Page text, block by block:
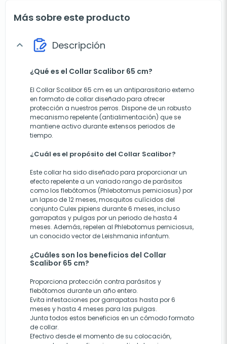
Más sobre este producto
expand_more Descripción
¿Qué es el Collar Scalibor 65 cm?
El Collar Scalibor 65 cm es un antiparasitario externo
en formato de collar diseñado para ofrecer
protección a nuestros perros. Dispone de un robusto
mecanismo repelente (antialimentación) que se
mantiene activo durante extensos periodos de
tiempo.
¿Cuál es el propósito del Collar Scalibor?
Este collar ha sido diseñado para proporcionar un
efecto repelente a un variado rango de parásitos
como los flebótomos (Phlebotomus perniciosus) por
un lapso de 12 meses, mosquitos culícidos del
conjunto Culex pipiens durante 6 meses, incluso
garrapatas y pulgas por un periodo de hasta 4
meses. Además, repelen al Phlebotomus perniciosus,
un conocido vector de Leishmania infantum.
¿Cuáles son los beneficios del Collar
Scalibor 65 cm?
Proporciona protección contra parásitos y
flebótomos durante un año entero.
Evita infestaciones por garrapatas hasta por 6
meses y hasta 4 meses para las pulgas.
Junta todos estos beneficios en un cómodo formato
de collar.
Efectivo desde el momento de su colocación,